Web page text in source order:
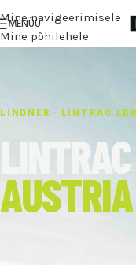
Mine navigeerimisele
Mine põhilehele
MENÜÜ
LINDNER · LINTRAC
Professionaalne